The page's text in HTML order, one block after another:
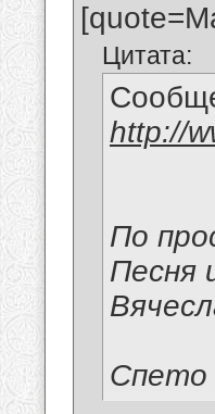
Цитата:
http://
По
Песня
Спето